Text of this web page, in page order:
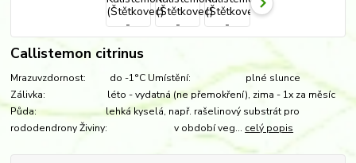
Callistemon citrinus
Mrazuvzdornost: do -1°C Umístění: plné slunce
Zálivka: léto - vydatná (ne přemokření), zima - 1x za měsíc
Půda: lehká kyselá, např. rašelinový substrát pro
rododendrony Živiny: v období veg... celý popis